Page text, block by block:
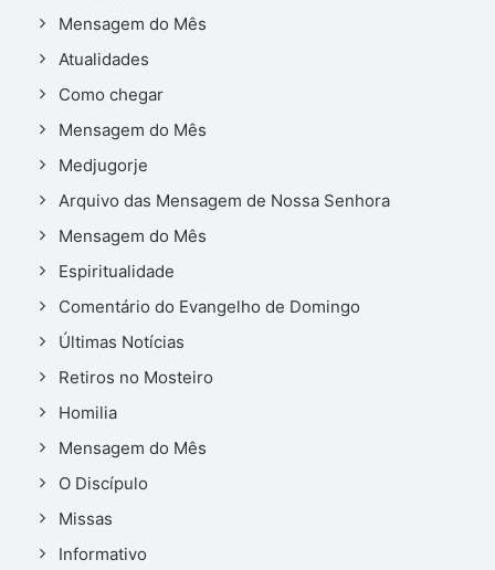
Mensagem do Mês
Atualidades
Como chegar
Mensagem do Mês
Medjugorje
Arquivo das Mensagem de Nossa Senhora
Mensagem do Mês
Espiritualidade
Comentário do Evangelho de Domingo
Últimas Notícias
Retiros no Mosteiro
Homilia
Mensagem do Mês
O Discípulo
Missas
Informativo